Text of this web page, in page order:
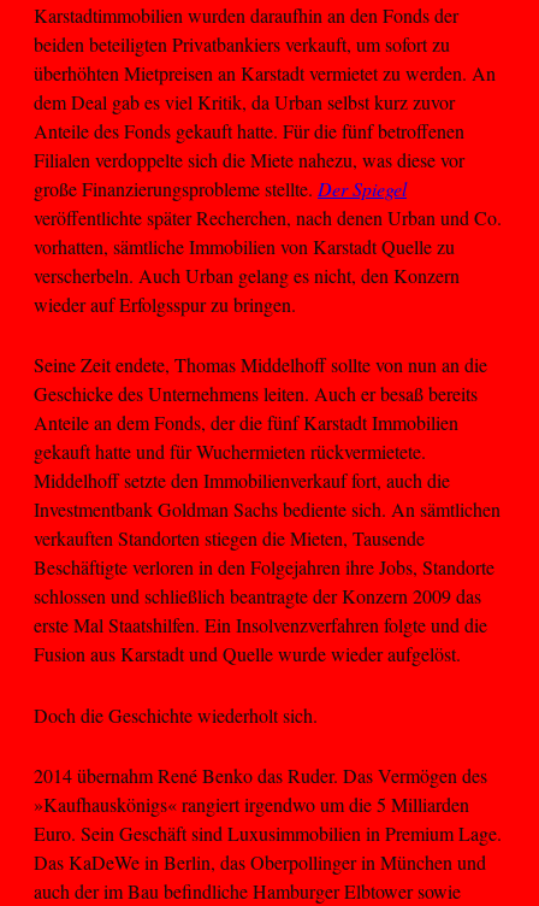
Karstadtimmobilien wurden daraufhin an den Fonds der
beiden beteiligten Privatbankiers verkauft, um sofort zu
überhöhten Mietpreisen an Karstadt vermietet zu werden. An
dem Deal gab es viel Kritik, da Urban selbst kurz zuvor
Anteile des Fonds gekauft hatte. Für die fünf betroffenen
Filialen verdoppelte sich die Miete nahezu, was diese vor
große Finanzierungsprobleme stellte. Der Spiegel
veröffentlichte später Recherchen, nach denen Urban und Co.
vorhatten, sämtliche Immobilien von Karstadt Quelle zu
verscherbeln. Auch Urban gelang es nicht, den Konzern
wieder auf Erfolgsspur zu bringen.
Seine Zeit endete, Thomas Middelhoff sollte von nun an die
Geschicke des Unternehmens leiten. Auch er besaß bereits
Anteile an dem Fonds, der die fünf Karstadt Immobilien
gekauft hatte und für Wuchermieten rückvermietete.
Middelhoff setzte den Immobilienverkauf fort, auch die
Investmentbank Goldman Sachs bediente sich. An sämtlichen
verkauften Standorten stiegen die Mieten, Tausende
Beschäftigte verloren in den Folgejahren ihre Jobs, Standorte
schlossen und schließlich beantragte der Konzern 2009 das
erste Mal Staatshilfen. Ein Insolvenzverfahren folgte und die
Fusion aus Karstadt und Quelle wurde wieder aufgelöst.
Doch die Geschichte wiederholt sich.
2014 übernahm René Benko das Ruder. Das Vermögen des
»Kaufhauskönigs« rangiert irgendwo um die 5 Milliarden
Euro. Sein Geschäft sind Luxusimmobilien in Premium Lage.
Das KaDeWe in Berlin, das Oberpollinger in München und
auch der im Bau befindliche Hamburger Elbtower sowie